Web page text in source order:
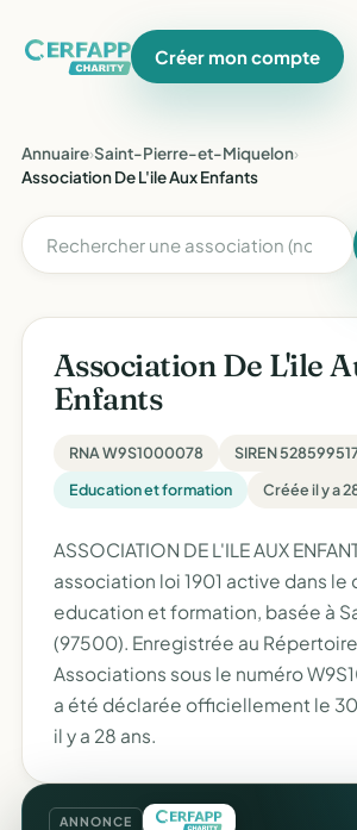
Créer mon compte
Annuaire›Saint-Pierre-et-Miquelon›
Association De L'ile Aux Enfants
Association De L'ile
Enfants
RNA W9S1000078
SIREN
Education et formation
Créée il y a
ASSOCIATION DE L'ILE AUX
association loi 1901 active dans le
education et formation, basée à
(97500). Enregistrée au
Associations sous le numéro
a été déclarée officiellement le
il y a 28 ans.
ANNONCE